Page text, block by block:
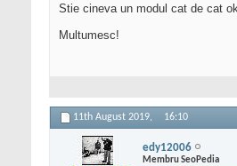
Stie cineva un modul cat de cat
Multumesc!
11th August 2019, 16:10
edy12006
Membru SeoPedia